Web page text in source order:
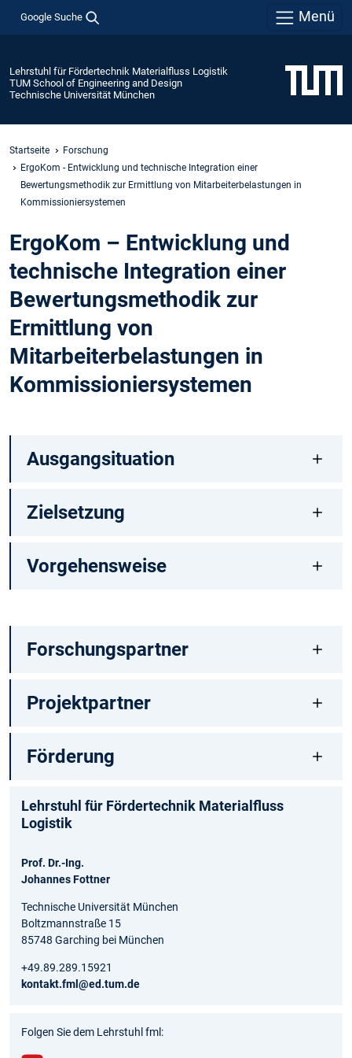
Google Suche Menü
Lehrstuhl für Fördertechnik Materialfluss Logistik
TUM School of Engineering and Design
Technische Universität München
Startseite
Forschung
ErgoKom - Entwicklung und technische Integration einer
Bewertungsmethodik zur Ermittlung von Mitarbeiterbelastungen in
Kommissioniersystemen
ErgoKom – Entwicklung und
technische Integration einer
Bewertungsmethodik zur
Ermittlung von
Mitarbeiterbelastungen in
Kommissioniersystemen
Ausgangsituation
Zielsetzung
Vorgehensweise
Forschungspartner
Projektpartner
Förderung
Lehrstuhl für Fördertechnik Materialfluss
Logistik
Prof. Dr.-Ing.
Johannes Fottner
Technische Universität München
Boltzmannstraße 15
85748 Garching bei München
+49.89.289.15921
kontakt.fml@ed.tum.de
Folgen Sie dem Lehrstuhl fml: